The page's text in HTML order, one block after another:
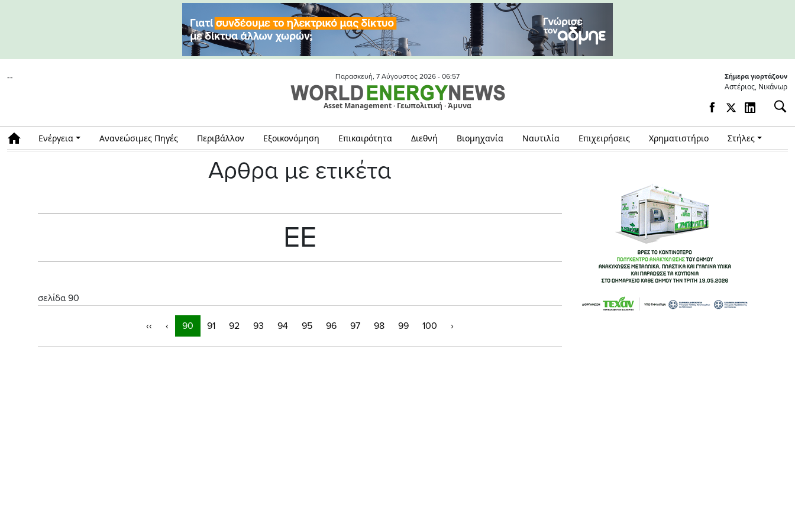
-- Παρασκευή, 7 Αύγουστος 2026 - 06:57
Asset Management · Γεωπολιτική · Άμυνα
Σήμερα γιορτάζουν
Αστέριος, Νικάνωρ
Ενέργεια Ανανεώσιμες Πηγές Περιβάλλον Εξοικονόμηση Επικαιρότητα Διεθνή Βιομηχανία Ναυτιλία Επιχειρήσεις Χρηματιστήριο Στήλες
Αρθρα με ετικέτα
EE
σελίδα 90
‹‹ ‹ 90 91 92 93 94 95 96 97 98 99 100 ›